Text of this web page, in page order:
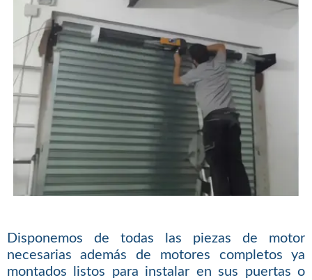
Disponemos de todas las piezas de motor
necesarias además de motores completos ya
montados listos para instalar en sus puertas o